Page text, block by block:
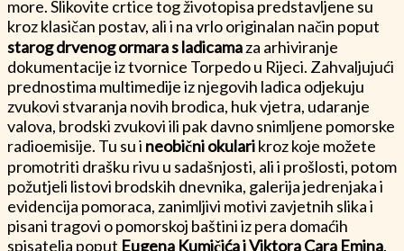
more. Slikovite crtice tog životopisa predstavljene su
kroz klasičan postav, ali i na vrlo originalan način poput
starog drvenog ormara s ladicamaza arhiviranje
dokumentacije iz tvornice Torpedo u Rijeci. Zahvaljujući
prednostima multimedije iz njegovih ladica odjekuju
zvukovi stvaranja novih brodica, huk vjetra, udaranje
valova, brodski zvukovi ili pak davno snimljene pomorske
radioemisije. Tu su i neobični okularikroz koje možete
promotriti drašku rivu u sadašnjosti, ali i prošlosti, potom
požutjeli listovi brodskih dnevnika, galerija jedrenjaka i
evidencija pomoraca, zanimljivi motivi zavjetnih slika i
pisani tragovi o pomorskoj baštini iz pera domaćih
spisatelja poput Eugena Kumičića i Viktora Cara Emina.